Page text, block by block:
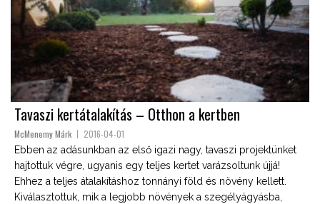
Tavaszi kertátalakítás – Otthon a kertben
McMenemy Márk 2016-04-01
Ebben az adásunkban az első igazi nagy, tavaszi projektünket
hajtottuk végre, ugyanis egy teljes kertet varázsoltunk újjá!
Ehhez a teljes átalakításhoz tonnányi föld és növény kellett.
Kiválasztottuk, mik a legjobb növények a szegélyágyásba,